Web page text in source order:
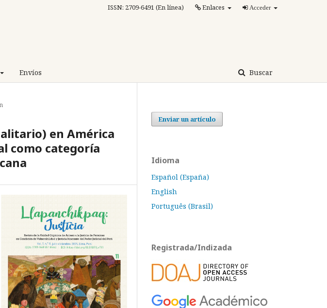
Envíos Buscar
ISSN: 2709-6491 (En línea) Enlaces Acceder
en América
como categoría
Enviar un artículo
Idioma
Español (España)
English
Português (Brasil)
Registrada/Indizada